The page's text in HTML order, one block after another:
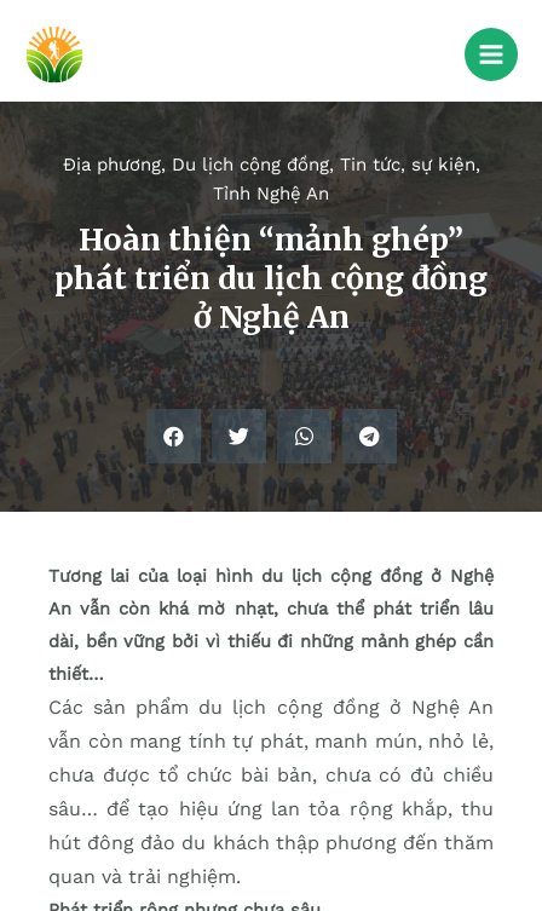
Địa phương, Du lịch cộng đồng,Tin tức, sự kiện,
Tỉnh Nghệ An
Hoàn thiện “mảnh ghép”
phát triển du lịch cộng đồng
ở Nghệ An
Tương lai của loại hình du lịch cộng đồng ở Nghệ
An vẫn còn khá mờ nhạt, chưa thể phát triển lâu
dài, bền vững bởi vì thiếu đi những mảnh ghép cần
thiết…
Các sản phẩm du lịch cộng đồng ở Nghệ An
vẫn còn mang tính tự phát, manh mún, nhỏ lẻ,
chưa được tổ chức bài bản, chưa có đủ chiều
sâu… để tạo hiệu ứng lan tỏa rộng khắp, thu
hút đông đảo du khách thập phương đến thăm
quan và trải nghiệm.